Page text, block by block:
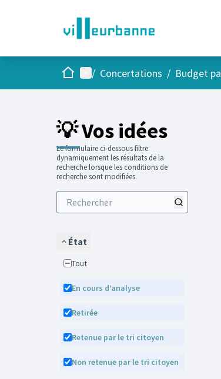
AccueilMenu principal
/ Concertations / Budget
💡 Vos idées
Le formulaire ci-dessous filtre
dynamiquement les résultats de la
recherche lorsque les conditions de
recherche sont modifiées.
État
Tout
En cours d’analyse
Retirée
Retenue par le tri citoyen
Non retenue par le tri citoyen